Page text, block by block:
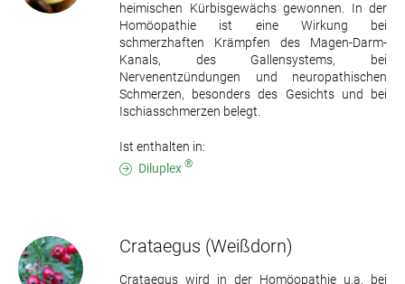
heimischen Kürbisgewächs gewonnen. In der
Homöopathie ist eine Wirkung bei
schmerzhaften Krämpfen des Magen-Darm-
Kanals, des Gallensystems, bei
Nervenentzündungen und neuropathischen
Schmerzen, besonders des Gesichts und bei
Ischiasschmerzen belegt.
Ist enthalten in:
Diluplex ®
Crataegus (Weißdorn)
Crataegus wird in der Homöopathie u.a. bei